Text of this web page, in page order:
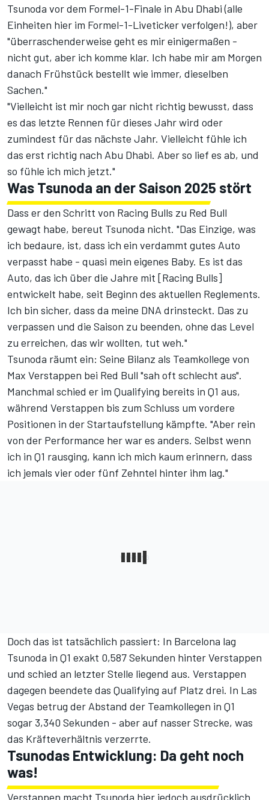
Tsunoda vor dem Formel-1-Finale in Abu Dhabi (alle
Einheiten hier im Formel-1-Liveticker verfolgen!), aber
"überraschenderweise geht es mir einigermaßen -
nicht gut, aber ich komme klar. Ich habe mir am Morgen
danach Frühstück bestellt wie immer, dieselben
Sachen."
"Vielleicht ist mir noch gar nicht richtig bewusst, dass
es das letzte Rennen für dieses Jahr wird oder
zumindest für das nächste Jahr. Vielleicht fühle ich
das erst richtig nach Abu Dhabi. Aber so lief es ab, und
so fühle ich mich jetzt."
Was Tsunoda an der Saison 2025 stört
Dass er den Schritt von Racing Bulls zu Red Bull
gewagt habe, bereut Tsunoda nicht. "Das Einzige, was
ich bedaure, ist, dass ich ein verdammt gutes Auto
verpasst habe - quasi mein eigenes Baby. Es ist das
Auto, das ich über die Jahre mit [Racing Bulls]
entwickelt habe, seit Beginn des aktuellen Reglements.
Ich bin sicher, dass da meine DNA drinsteckt. Das zu
verpassen und die Saison zu beenden, ohne das Level
zu erreichen, das wir wollten, tut weh."
Tsunoda räumt ein: Seine Bilanz als Teamkollege von
Max Verstappen bei Red Bull "sah oft schlecht aus".
Manchmal schied er im Qualifying bereits in Q1 aus,
während Verstappen bis zum Schluss um vordere
Positionen in der Startaufstellung kämpfte. "Aber rein
von der Performance her war es anders. Selbst wenn
ich in Q1 rausging, kann ich mich kaum erinnern, dass
ich jemals vier oder fünf Zehntel hinter ihm lag."
Doch das ist tatsächlich passiert: In Barcelona lag
Tsunoda in Q1 exakt 0,587 Sekunden hinter Verstappen
und schied an letzter Stelle liegend aus. Verstappen
dagegen beendete das Qualifying auf Platz drei. In Las
Vegas betrug der Abstand der Teamkollegen in Q1
sogar 3,340 Sekunden - aber auf nasser Strecke, was
das Kräfteverhältnis verzerrte.
Tsunodas Entwicklung: Da geht noch
was!
Verstappen macht Tsunoda hier jedoch ausdrücklich